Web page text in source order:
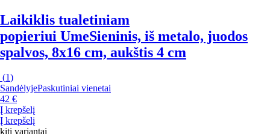
Laikiklis tualetiniam
popieriui UmeSieninis, iš metalo, juodos
spalvos, 8x16 cm, aukštis 4 cm
(1)
SandėlyjePaskutiniai vienetai
42 €
Į krepšelį
Į krepšelį
kiti variantai